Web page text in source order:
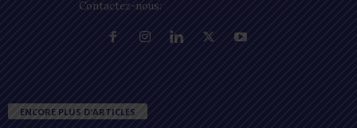
Contactez-nous:
ENCORE PLUS D'ARTICLES